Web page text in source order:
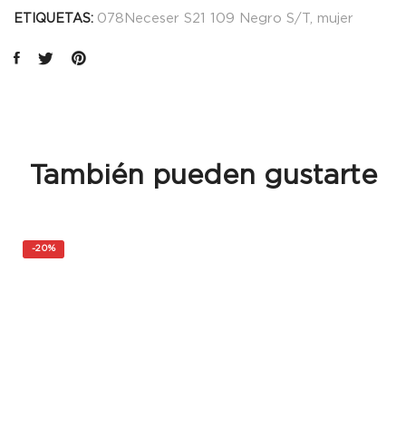
ETIQUETAS: 078Neceser S21 109 Negro S/T mujer
También pueden gustarte
-20%